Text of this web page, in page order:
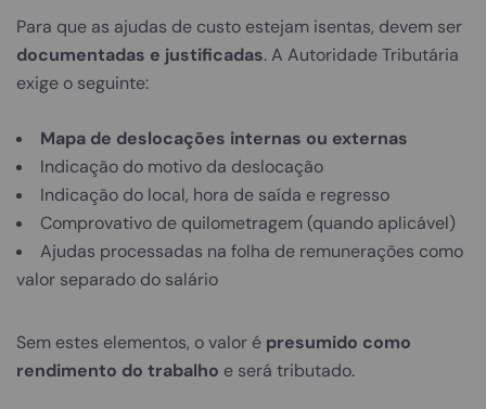
Para que as ajudas de custo estejam isentas, devem ser
documentadas e justificadas. A Autoridade Tributária
exige o seguinte:
Mapa de deslocações internas ou externas
Indicação do motivo da deslocação
Indicação do local, hora de saída e regresso
Comprovativo de quilometragem (quando aplicável)
Ajudas processadas na folha de remunerações como
valor separado do salário
Sem estes elementos, o valor é presumido como
rendimento do trabalho e será tributado.